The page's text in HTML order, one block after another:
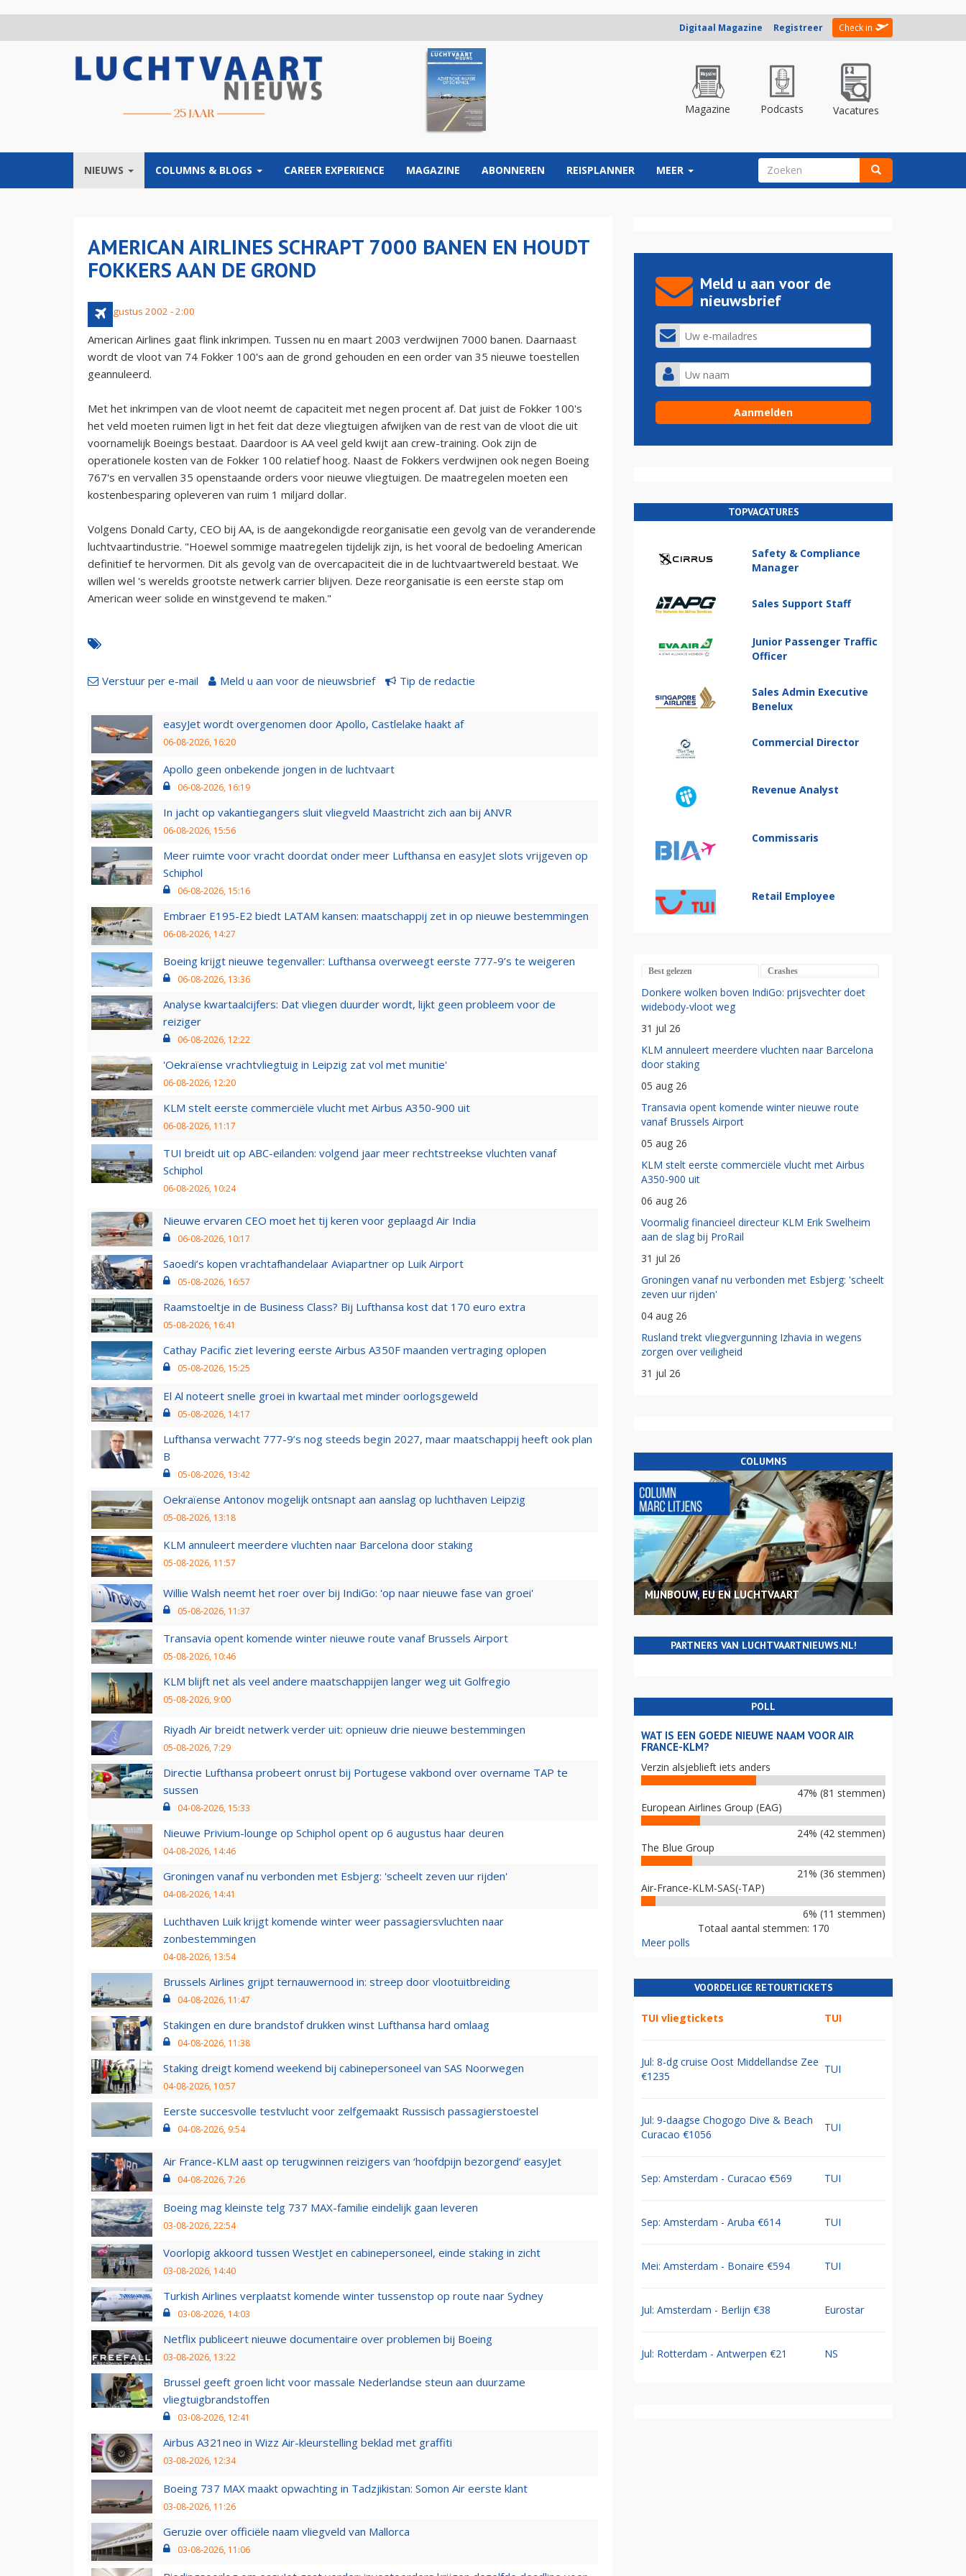
Digitaal Magazine Registreer Check in
Magazine Podcasts Vacatures
NIEUWS COLUMNS & BLOGS CAREER EXPERIENCE MAGAZINE ABONNEREN REISPLANNER MEER ZOEKVELD
AMERICAN AIRLINES SCHRAPT 7000 BANEN EN HOUDT
FOKKERS AAN DE GROND
13 augustus 2002 - 2:00
American Airlines gaat flink inkrimpen. Tussen nu en maart 2003 verdwijnen 7000 banen. Daarnaast
wordt de vloot van 74 Fokker 100's aan de grond gehouden en een order van 35 nieuwe toestellen
geannuleerd.
Met het inkrimpen van de vloot neemt de capaciteit met negen procent af. Dat juist de Fokker 100's
het veld moeten ruimen ligt in het feit dat deze vliegtuigen afwijken van de rest van de vloot die uit
voornamelijk Boeings bestaat. Daardoor is AA veel geld kwijt aan crew-training. Ook zijn de
operationele kosten van de Fokker 100 relatief hoog. Naast de Fokkers verdwijnen ook negen Boeing
767's en vervallen 35 openstaande orders voor nieuwe vliegtuigen. De maatregelen moeten een
kostenbesparing opleveren van ruim 1 miljard dollar.
Volgens Donald Carty, CEO bij AA, is de aangekondigde reorganisatie een gevolg van de veranderende
luchtvaartindustrie. "Hoewel sommige maatregelen tijdelijk zijn, is het vooral de bedoeling American
definitief te hervormen. Dit als gevolg van de overcapaciteit die in de luchtvaartwereld bestaat. We
willen wel 's werelds grootste netwerk carrier blijven. Deze reorganisatie is een eerste stap om
American weer solide en winstgevend te maken."
Verstuur per e-mail Meld u aan voor de nieuwsbrief Tip de redactie
easyJet wordt overgenomen door Apollo, Castlelake haakt af
06-08-2026, 16:20
Apollo geen onbekende jongen in de luchtvaart
06-08-2026, 16:19
In jacht op vakantiegangers sluit vliegveld Maastricht zich aan bij ANVR
06-08-2026, 15:56
Meer ruimte voor vracht doordat onder meer Lufthansa en easyJet slots vrijgeven op
Schiphol
06-08-2026, 15:16
Embraer E195-E2 biedt LATAM kansen: maatschappij zet in op nieuwe bestemmingen
06-08-2026, 14:27
Boeing krijgt nieuwe tegenvaller: Lufthansa overweegt eerste 777-9’s te weigeren
06-08-2026, 13:36
Analyse kwartaalcijfers: Dat vliegen duurder wordt, lijkt geen probleem voor de
reiziger
06-08-2026, 12:22
'Oekraïense vrachtvliegtuig in Leipzig zat vol met munitie'
06-08-2026, 12:20
KLM stelt eerste commerciële vlucht met Airbus A350-900 uit
06-08-2026, 11:17
TUI breidt uit op ABC-eilanden: volgend jaar meer rechtstreekse vluchten vanaf
Schiphol
06-08-2026, 10:24
Nieuwe ervaren CEO moet het tij keren voor geplaagd Air India
06-08-2026, 10:17
Saoedi’s kopen vrachtafhandelaar Aviapartner op Luik Airport
05-08-2026, 16:57
Raamstoeltje in de Business Class? Bij Lufthansa kost dat 170 euro extra
05-08-2026, 16:41
Cathay Pacific ziet levering eerste Airbus A350F maanden vertraging oplopen
05-08-2026, 15:25
El Al noteert snelle groei in kwartaal met minder oorlogsgeweld
05-08-2026, 14:17
Lufthansa verwacht 777-9’s nog steeds begin 2027, maar maatschappij heeft ook plan
B
05-08-2026, 13:42
Oekraïense Antonov mogelijk ontsnapt aan aanslag op luchthaven Leipzig
05-08-2026, 13:18
KLM annuleert meerdere vluchten naar Barcelona door staking
05-08-2026, 11:57
Willie Walsh neemt het roer over bij IndiGo: 'op naar nieuwe fase van groei'
05-08-2026, 11:37
Transavia opent komende winter nieuwe route vanaf Brussels Airport
05-08-2026, 10:46
KLM blijft net als veel andere maatschappijen langer weg uit Golfregio
05-08-2026, 9:00
Riyadh Air breidt netwerk verder uit: opnieuw drie nieuwe bestemmingen
05-08-2026, 7:29
Directie Lufthansa probeert onrust bij Portugese vakbond over overname TAP te
sussen
04-08-2026, 15:33
Nieuwe Privium-lounge op Schiphol opent op 6 augustus haar deuren
04-08-2026, 14:46
Groningen vanaf nu verbonden met Esbjerg: 'scheelt zeven uur rijden'
04-08-2026, 14:41
Luchthaven Luik krijgt komende winter weer passagiersvluchten naar
zonbestemmingen
04-08-2026, 13:54
Brussels Airlines grijpt ternauwernood in: streep door vlootuitbreiding
04-08-2026, 11:47
Stakingen en dure brandstof drukken winst Lufthansa hard omlaag
04-08-2026, 11:38
Staking dreigt komend weekend bij cabinepersoneel van SAS Noorwegen
04-08-2026, 10:57
Eerste succesvolle testvlucht voor zelfgemaakt Russisch passagierstoestel
04-08-2026, 9:54
Air France-KLM aast op terugwinnen reizigers van ‘hoofdpijn bezorgend’ easyJet
04-08-2026, 7:26
Boeing mag kleinste telg 737 MAX-familie eindelijk gaan leveren
03-08-2026, 22:54
Voorlopig akkoord tussen WestJet en cabinepersoneel, einde staking in zicht
03-08-2026, 14:40
Turkish Airlines verplaatst komende winter tussenstop op route naar Sydney
03-08-2026, 14:03
Netflix publiceert nieuwe documentaire over problemen bij Boeing
03-08-2026, 13:22
Brussel geeft groen licht voor massale Nederlandse steun aan duurzame
vliegtuigbrandstoffen
03-08-2026, 12:41
Airbus A321neo in Wizz Air-kleurstelling beklad met graffiti
03-08-2026, 12:34
Boeing 737 MAX maakt opwachting in Tadzjikistan: Somon Air eerste klant
03-08-2026, 11:26
Geruzie over officiële naam vliegveld van Mallorca
03-08-2026, 11:06
Meld u aan voor de
nieuwsbrief
TOPVACATURES
Safety & Compliance
Manager
Sales Support Staff
Junior Passenger Traffic
Officer
Sales Admin Executive
Benelux
Commercial Director
Revenue Analyst
Commissaris
Retail Employee
Best gelezen Crashes
Donkere wolken boven IndiGo: prijsvechter doet
widebody-vloot weg
31 jul 26
KLM annuleert meerdere vluchten naar Barcelona
door staking
05 aug 26
Transavia opent komende winter nieuwe route
vanaf Brussels Airport
05 aug 26
KLM stelt eerste commerciële vlucht met Airbus
A350-900 uit
06 aug 26
Voormalig financieel directeur KLM Erik Swelheim
aan de slag bij ProRail
31 jul 26
Groningen vanaf nu verbonden met Esbjerg: 'scheelt
zeven uur rijden'
04 aug 26
Rusland trekt vliegvergunning Izhavia in wegens
zorgen over veiligheid
31 jul 26
COLUMNS
MIJNBOUW, EU EN LUCHTVAART
PARTNERS VAN LUCHTVAARTNIEUWS.NL!
POLL
WAT IS EEN GOEDE NIEUWE NAAM VOOR AIR
FRANCE-KLM?
Verzin alsjeblieft iets anders
47% (81 stemmen)
European Airlines Group (EAG)
24% (42 stemmen)
The Blue Group
21% (36 stemmen)
Air-France-KLM-SAS(-TAP)
6% (11 stemmen)
Totaal aantal stemmen: 170
Meer polls
VOORDELIGE RETOURTICKETS
TUI vliegtickets TUI
Jul: 8-dg cruise Oost Middellandse Zee
€1235
TUI
Jul: 9-daagse Chogogo Dive & Beach
Curacao €1056
TUI
Sep: Amsterdam - Curacao €569 TUI
Sep: Amsterdam - Aruba €614 TUI
Mei: Amsterdam - Bonaire €594 TUI
Jul: Amsterdam - Berlijn €38 Eurostar
Jul: Rotterdam - Antwerpen €21 NS